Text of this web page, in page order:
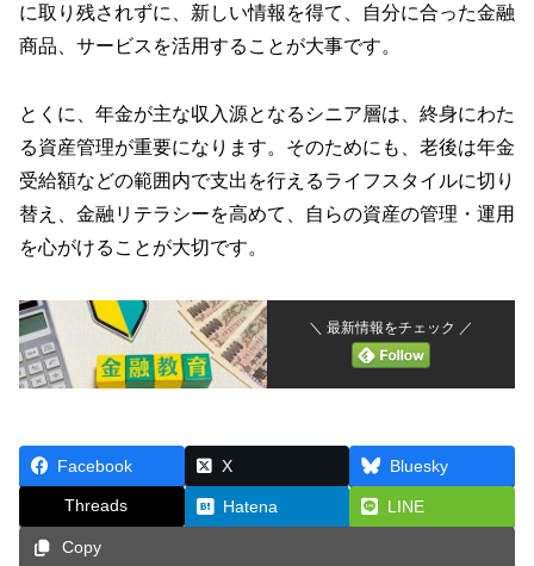
に取り残されずに、新しい情報を得て、自分に合った金融
商品、サービスを活用することが大事です。
とくに、年金が主な収入源となるシニア層は、終身にわた
る資産管理が重要になります。そのためにも、老後は年金
受給額などの範囲内で支出を行えるライフスタイルに切り
替え、金融リテラシーを高めて、自らの資産の管理・運用
を心がけることが大切です。
＼ 最新情報をチェック ／
Facebook X Bluesky
Threads Hatena LINE
Copy